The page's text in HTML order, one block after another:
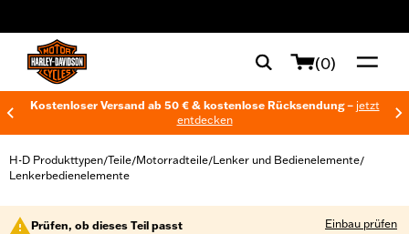
(0)
Kostenloser Versand ab 50 € & kostenlose Rücksendung – jetzt
entdecken
H-D Produkttypen/Teile/Motorradteile/Lenker und Bedienelemente/
Lenkerbedienelemente
Prüfen, ob dieses Teil passt Einbau prüfen